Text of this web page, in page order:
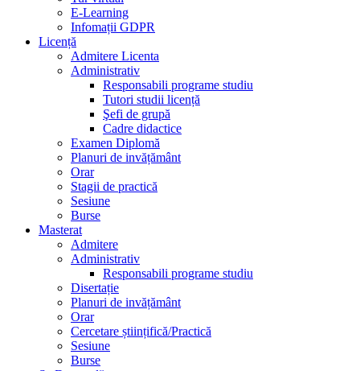
E-Learning
Infomații GDPR
Licență
Admitere Licenta
Administrativ
Responsabili programe studiu
Tutori studii licență
Şefi de grupă
Cadre didactice
Examen Diplomă
Planuri de invățământ
Orar
Stagii de practică
Sesiune
Burse
Masterat
Admitere
Administrativ
Responsabili programe studiu
Disertație
Planuri de invățământ
Orar
Cercetare științifică/Practică
Sesiune
Burse